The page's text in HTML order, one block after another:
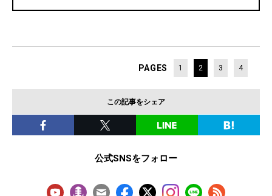
PAGES 1 2 3 4
この記事をシェア
公式SNSをフォロー